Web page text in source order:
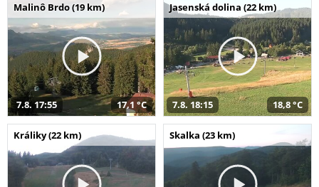
Malinô Brdo (19 km)
7.8. 17:55 17,1 °C
Jasenská dolina (22 km)
7.8. 18:15 18,8 °C
Králiky (22 km) Skalka (23 km)